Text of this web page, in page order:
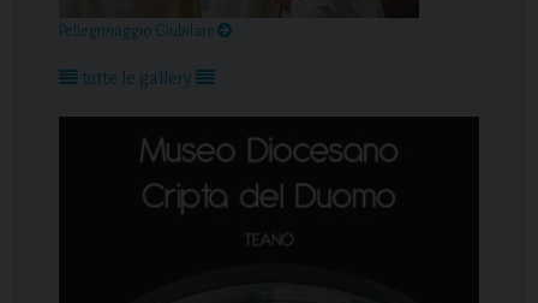
Pellegrinaggio Giubilare
tutte le gallery